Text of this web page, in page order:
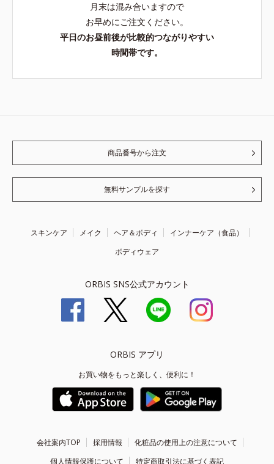
月末は混み合いますので
お早めにご注文ください。
平日のお昼前後が比較的つながりやすい
時間帯です。
商品番号から注文
無料サンプルを探す
スキンケア メイク ヘア＆ボディ
インナーケア（食品）
ボディウェア
ORBIS SNS公式アカウント
ORBIS アプリ
お買い物をもっと楽しく、便利に！
会社案内TOP 採用情報
化粧品の使用上の注意について
個人情報保護について
特定商取引法に基づく表記